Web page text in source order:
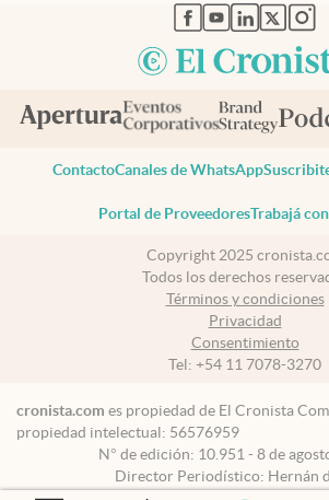
abre en nueva
abre enabre en
abre
ContactoCanales de WhatsApp
Portal de ProveedoresTrabajá
Copyright 2025
Todos los derechos
Términos y condiciones
Privacidad
Consentimiento
Tel: +54 11 7078-3270
cronista.com es propiedad de El Cronista
propiedad intelectual: 56576959
N° de edición: 10.951 - 8 de
Director Periodístico: Hernán